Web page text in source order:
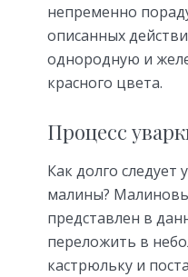
непременно
описанных
однородную и
красного цвета.
Процесс
Как долго
малины?
представлен в
переложить в
кастрюльку и